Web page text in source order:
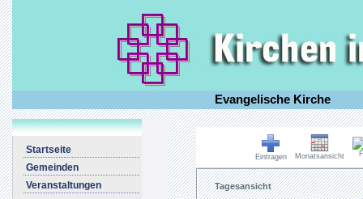
Evangelische Kirche
Startseite
Gemeinden
Veranstaltungen
Eintragen Monatsansicht
Tagesansicht